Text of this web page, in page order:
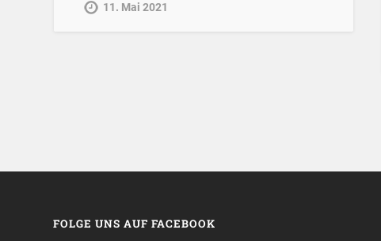
11. Mai 2021
FOLGE UNS AUF FACEBOOK